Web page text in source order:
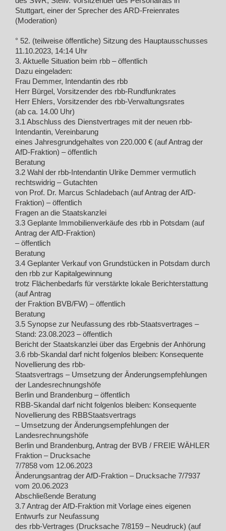
Stuttgart, einer der Sprecher des ARD-Freienrates
(Moderation)
° 52. (teilweise öffentliche) Sitzung des Hauptausschusses
11.10.2023, 14:14 Uhr
3. Aktuelle Situation beim rbb – öffentlich
Dazu eingeladen:
Frau Demmer, Intendantin des rbb
Herr Bürgel, Vorsitzender des rbb-Rundfunkrates
Herr Ehlers, Vorsitzender des rbb-Verwaltungsrates
(ab ca. 14.00 Uhr)
3.1 Abschluss des Dienstvertrages mit der neuen rbb-
Intendantin, Vereinbarung
eines Jahresgrundgehaltes von 220.000 € (auf Antrag der
AfD-Fraktion) – öffentlich
Beratung
3.2 Wahl der rbb-Intendantin Ulrike Demmer vermutlich
rechtswidrig – Gutachten
von Prof. Dr. Marcus Schladebach (auf Antrag der AfD-
Fraktion) – öffentlich
Fragen an die Staatskanzlei
3.3 Geplante Immobilienverkäufe des rbb in Potsdam (auf
Antrag der AfD-Fraktion)
– öffentlich
Beratung
3.4 Geplanter Verkauf von Grundstücken in Potsdam durch
den rbb zur Kapitalgewinnung
trotz Flächenbedarfs für verstärkte lokale Berichterstattung
(auf Antrag
der Fraktion BVB/FW) – öffentlich
Beratung
3.5 Synopse zur Neufassung des rbb-Staatsvertrages –
Stand: 23.08.2023 – öffentlich
Bericht der Staatskanzlei über das Ergebnis der Anhörung
3.6 rbb-Skandal darf nicht folgenlos bleiben: Konsequente
Novellierung des rbb-
Staatsvertrags – Umsetzung der Änderungsempfehlungen
der Landesrechnungshöfe
Berlin und Brandenburg – öffentlich
RBB-Skandal darf nicht folgenlos bleiben: Konsequente
Novellierung des RBBStaatsvertrags
– Umsetzung der Änderungsempfehlungen der
Landesrechnungshöfe
Berlin und Brandenburg, Antrag der BVB / FREIE WÄHLER
Fraktion – Drucksache
7/7858 vom 12.06.2023
Änderungsantrag der AfD-Fraktion – Drucksache 7/7937
vom 20.06.2023
Abschließende Beratung
3.7 Antrag der AfD-Fraktion mit Vorlage eines eigenen
Entwurfs zur Neufassung
des rbb-Vertrages (Drucksache 7/8159 – Neudruck) (auf